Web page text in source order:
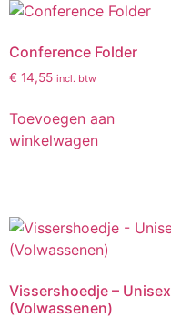
Conference Folder
€ 14,55 incl. btw
Toevoegen aan
winkelwagen
Vissershoedje – Unisex
(Volwassenen)